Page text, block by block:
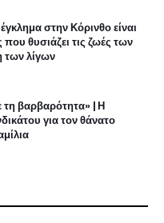
στην Κόρινθο είναι
που θυσιάζει τις ζωές των
των λίγων
βαρβαρότητα» | Η
για τον θάνατο